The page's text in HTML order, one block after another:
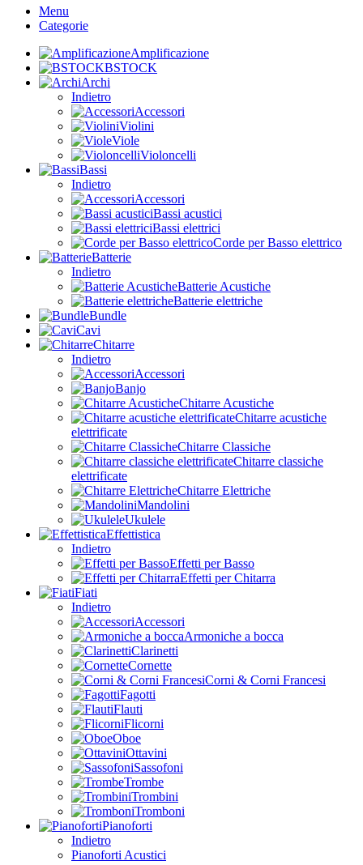
Menu
Categorie
Amplificazione
BSTOCK
Archi
Indietro
Accessori
Violini
Viole
Violoncelli
Bassi
Indietro
Accessori
Bassi acustici
Bassi elettrici
Corde per Basso elettrico
Batterie
Indietro
Batterie Acustiche
Batterie elettriche
Bundle
Cavi
Chitarre
Indietro
Accessori
Banjo
Chitarre Acustiche
Chitarre acustiche
elettrificate
Chitarre Classiche
Chitarre classiche
elettrificate
Chitarre Elettriche
Mandolini
Ukulele
Effettistica
Indietro
Effetti per Basso
Effetti per Chitarra
Fiati
Indietro
Accessori
Armoniche a bocca
Clarinetti
Cornette
Corni & Corni Francesi
Fagotti
Flauti
Flicorni
Oboe
Ottavini
Sassofoni
Trombe
Trombini
Tromboni
Pianoforti
Indietro
Pianoforti Acustici